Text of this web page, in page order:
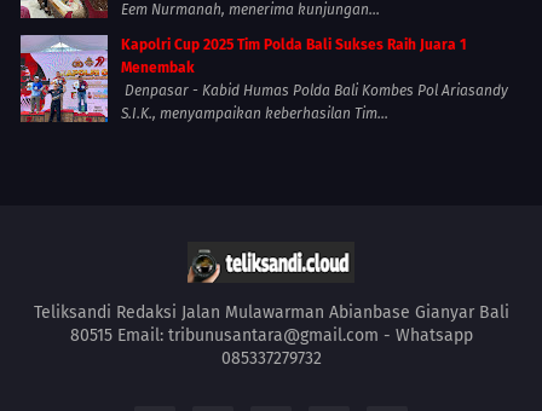
Eem Nurmanah, menerima kunjungan...
Kapolri Cup 2025 Tim Polda Bali Sukses Raih Juara 1
Menembak
Denpasar - Kabid Humas Polda Bali Kombes Pol Ariasandy
S.I.K., menyampaikan keberhasilan Tim...
Teliksandi Redaksi Jalan Mulawarman Abianbase Gianyar Bali
80515 Email: tribunusantara@gmail.com - Whatsapp
085337279732